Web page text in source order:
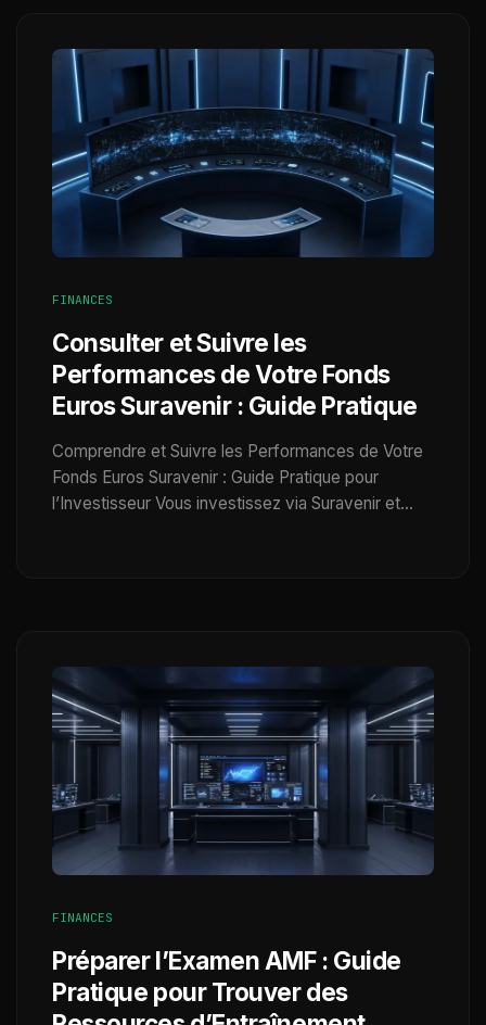
FINANCES
Consulter et Suivre les
Performances de Votre Fonds
Euros Suravenir : Guide Pratique
Comprendre et Suivre les Performances de Votre
Fonds Euros Suravenir : Guide Pratique pour
l’Investisseur Vous investissez via Suravenir et…
FINANCES
Préparer l’Examen AMF : Guide
Pratique pour Trouver des